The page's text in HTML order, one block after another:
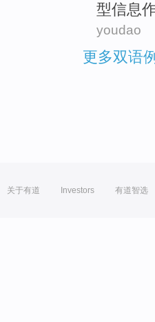
型信息
youdao
更多双语
关于有道 Investors 有道智选